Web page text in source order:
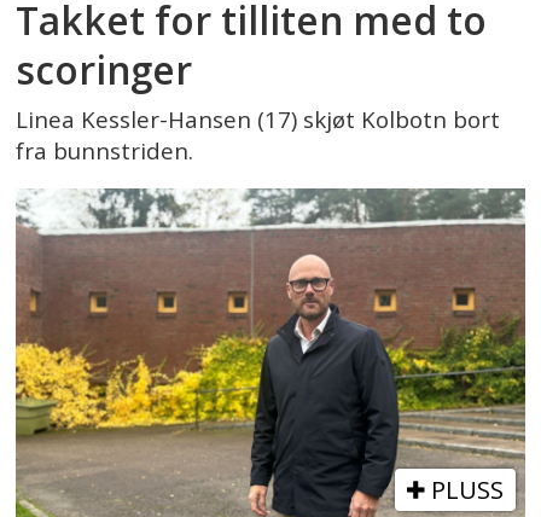
Takket for tilliten med to
scoringer
Linea Kessler-Hansen (17) skjøt Kolbotn bort
fra bunnstriden.
PLUSS